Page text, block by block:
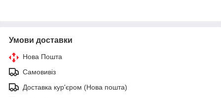
Умови доставки
Нова Пошта
Самовивіз
Доставка кур'єром (Нова пошта)